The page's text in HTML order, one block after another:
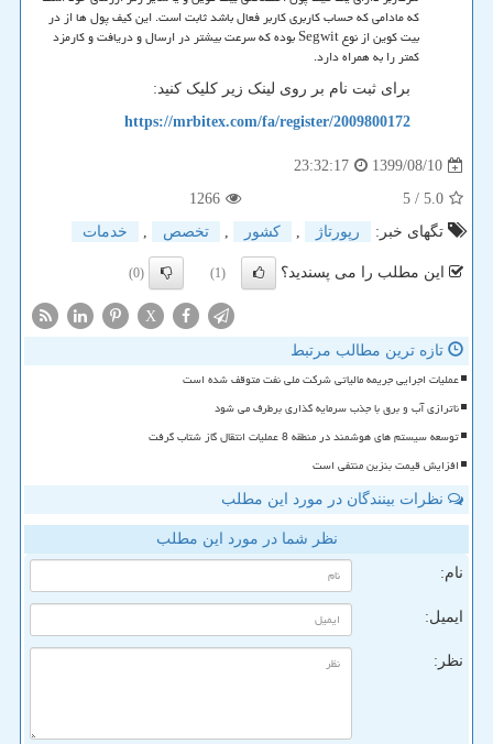
که مادامی که حساب کاربری کاربر فعال باشد ثابت است. این کیف پول ها از در
بیت کوین از نوعSegwitبوده که سرعت بیشتر در ارسال و دریافت و کارمزد
کمتر را به همراه دارد.
برای ثبت نام بر روی لینک زیر کلیک کنید:
https://mrbitex.com/fa/register/2009800172
1399/08/10
23:32:17
5.0
/ 5
1266
تگهای خبر:
رپورتاژ , كشور , تخصص , خدمات
این مطلب را می پسندید؟ (1)
(0)
X
تازه ترین مطالب مرتبط
عملیات اجرایی جریمه مالیاتی شرکت ملی نفت متوقف شده است
ناترازی آب و برق با جذب سرمایه گذاری برطرف می شود
توسعه سیستم های هوشمند در منطقه 8 عملیات انتقال گاز شتاب گرفت
افزایش قیمت بنزین منتفی است
نظرات بینندگان در مورد این مطلب
نظر شما در مورد این مطلب
نام:
ایمیل:
نظر: